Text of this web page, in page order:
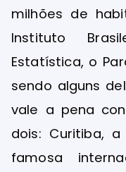
milhões de
Instituto
Estatística, o
sendo alguns
vale a pena
dois: Curitiba,
famosa